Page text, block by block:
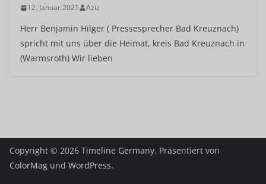
12. Januar 2021 Aziz
Herr Benjamin Hilger ( Pressesprecher Bad Kreuznach)
spricht mit uns über die Heimat, kreis Bad Kreuznach in
(Warmsroth) Wir lieben
Copyright © 2026 Timeline Germany. Präsentiert von
ColorMag und WordPress.